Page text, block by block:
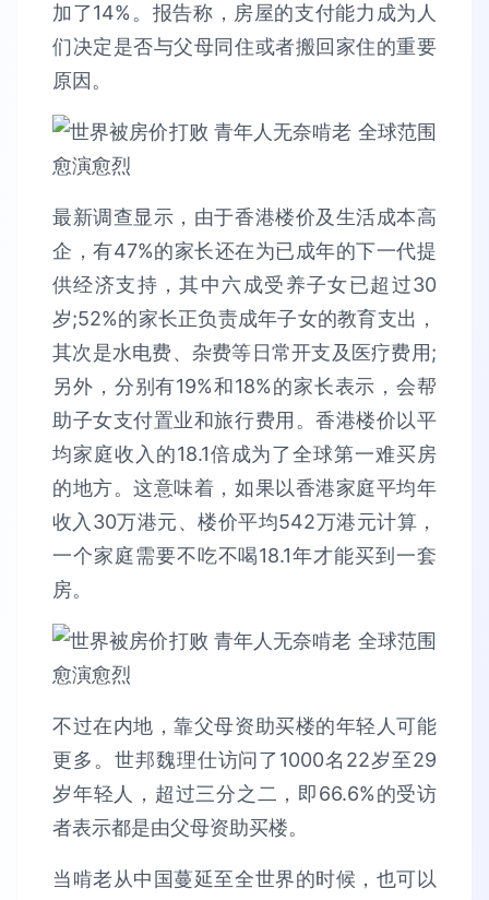
加了14%。报告称，房屋的支付能力成为人
们决定是否与父母同住或者搬回家住的重要
原因。
最新调查显示，由于香港楼价及生活成本高
企，有47%的家长还在为已成年的下一代提
供经济支持，其中六成受养子女已超过30
岁;52%的家长正负责成年子女的教育支出，
其次是水电费、杂费等日常开支及医疗费用;
另外，分别有19%和18%的家长表示，会帮
助子女支付置业和旅行费用。香港楼价以平
均家庭收入的18.1倍成为了全球第一难买房
的地方。这意味着，如果以香港家庭平均年
收入30万港元、楼价平均542万港元计算，
一个家庭需要不吃不喝18.1年才能买到一套
房。
不过在内地，靠父母资助买楼的年轻人可能
更多。世邦魏理仕访问了1000名22岁至29
岁年轻人，超过三分之二，即66.6%的受访
者表示都是由父母资助买楼。
当啃老从中国蔓延至全世界的时候，也可以